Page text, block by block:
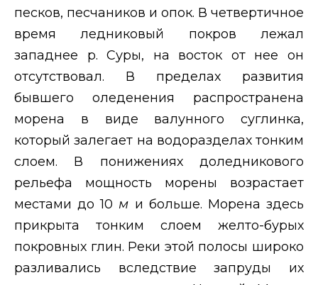
песков, песчаников и опок. В четвертичное
время ледниковый покров лежал
западнее р. Суры, на восток от нее он
отсутствовал. В пределах развития
бывшего оледенения распространена
морена в виде валунного суглинка,
который залегает на водоразделах тонким
слоем. В понижениях доледникового
рельефа мощность морены возрастает
местами до 10 м и больше. Морена здесь
прикрыта тонким слоем желто-бурых
покровных глин. Реки этой полосы широко
разливались вследствие запруды их